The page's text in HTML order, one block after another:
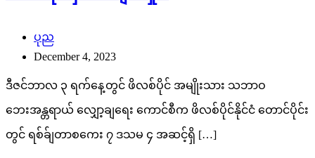
ပုည
December 4, 2023
ဒီဇင်ဘာလ ၃ ရက်နေ့တွင် ဖိလစ်ပိုင် အမျိုးသား သဘာဝ
ဘေးအန္တရာယ် လျှော့ချရေး ကောင်စီက ဖိလစ်ပိုင်နိုင်ငံ တောင်ပိုင်း
တွင် ရစ်ခ်ျတာစကေး ၇ ဒသမ ၄ အဆင့်ရှိ […]